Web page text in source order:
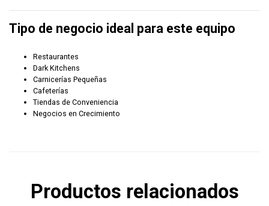
Tipo de negocio ideal para este equipo
Restaurantes
Dark Kitchens
Carnicerías Pequeñas
Cafeterías
Tiendas de Conveniencia
Negocios en Crecimiento
Productos relacionados